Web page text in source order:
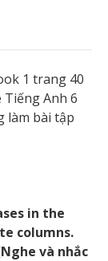
1 trang 40
Anh 6
làm bài tập
in the
columns.
và nhắc